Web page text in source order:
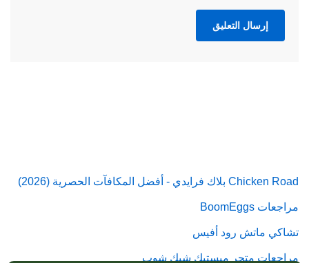
Chicken Road بلاك فرايدي - أفضل المكافآت الحصرية (2026)
مراجعات BoomEggs
تشاكي ماتش رود أفيس
مراجعات متجر ميستيك شيك شوب